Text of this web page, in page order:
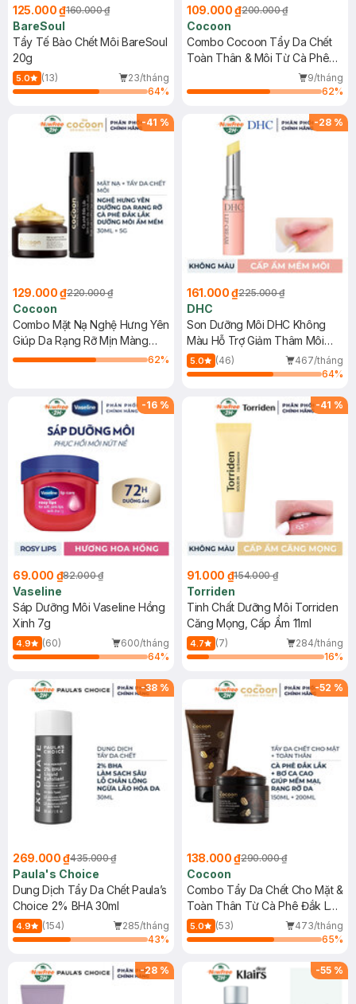
125.000 ₫160.000 ₫
BareSoul
Tẩy Tế Bào Chết Môi BareSoul
20g
5.0 (13)
23/tháng
64%
109.000 ₫200.000 ₫
Cocoon
Combo Cocoon Tẩy Da Chết
Toàn Thân & Môi Từ Cà Phê
9/tháng
62%
-41 %
129.000 ₫220.000 ₫
Cocoon
Combo Mặt Nạ Nghệ Hưng Yên
Giúp Da Rạng Rỡ Mịn Màng
30ml + Tẩy Da Chết Môi Cà62%
-28 %
161.000 ₫225.000 ₫
DHC
Son Dưỡng Môi DHC Không
Màu Hỗ Trợ Giảm Thâm Môi
1.5g
5.0 (46)
467/tháng
64%
-16 %
69.000 ₫82.000 ₫
Vaseline
Sáp Dưỡng Môi Vaseline Hồng
Xinh 7g
4.9 (60)
600/tháng
64%
-41 %
91.000 ₫154.000 ₫
Torriden
Tinh Chất Dưỡng Môi Torriden
Căng Mọng, Cấp Ẩm 11ml
4.7 (7)
284/tháng
16%
-38 %
269.000 ₫435.000 ₫
Paula's Choice
Dung Dịch Tẩy Da Chết Paula’s
Choice 2% BHA 30ml
4.9 (154)
285/tháng
43%
-52 %
138.000 ₫290.000 ₫
Cocoon
Combo Tẩy Da Chết Cho Mặt &
Toàn Thân Từ Cà Phê Đắk Lắk
(150ml+200ml)
5.0 (53)
473/tháng
65%
-28 % -55 %